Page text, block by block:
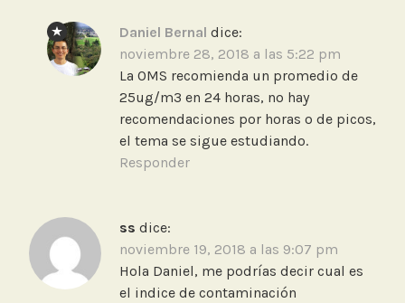
e
n
Daniel Bernal dice:
noviembre 28, 2018 a las 5:22 pm
La OMS recomienda un promedio de
25ug/m3 en 24 horas, no hay
recomendaciones por horas o de picos,
el tema se sigue estudiando.
Responder
ss dice:
noviembre 19, 2018 a las 9:07 pm
Hola Daniel, me podrías decir cual es
el indice de contaminación